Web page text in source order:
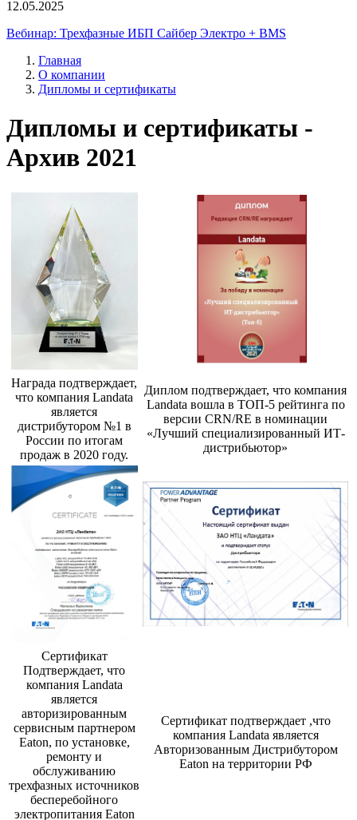
12.05.2025
Вебинар: Трехфазные ИБП Сайбер Электро + BMS
Главная
О компании
Дипломы и сертификаты
Дипломы и сертификаты -
Архив 2021
Награда подтверждает,
что компания Landata
является
дистрибутором №1 в
России по итогам
продаж в 2020 году.
Диплом подтверждает, что компания
Landata вошла в ТОП-5 рейтинга по
версии CRN/RE в номинации
«Лучший специализированный ИТ-
дистрибьютор»
Сертификат
Подтверждает, что
компания Landata
является
авторизированным
сервисным партнером
Eaton, по установке,
ремонту и
обслуживанию
трехфазных источников
бесперебойного
электропитания Eaton
Сертификат подтверждает ,что
компания Landata является
Авторизованным Дистрибутором
Eaton на территории РФ